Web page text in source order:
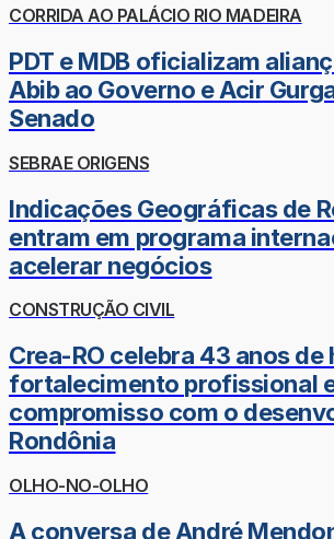
CORRIDA AO PALÁCIO RIO MADEIRA
PDT e MDB oficializam
Abib ao Governo e Acir
Senado
SEBRAE ORIGENS
Indicações Geográficas de
entram em programa
acelerar negócios
CONSTRUÇÃO CIVIL
Crea-RO celebra 43 anos
fortalecimento profissional
compromisso com o
Rondônia
OLHO-NO-OLHO
A conversa de André